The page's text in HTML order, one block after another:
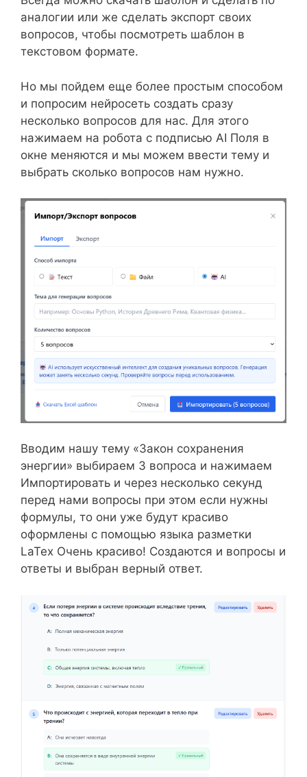
аналогии или же сделать экспорт своих
вопросов, чтобы посмотреть шаблон в
текстовом формате.
Но мы пойдем еще более простым способом
и попросим нейросеть создать сразу
несколько вопросов для нас. Для этого
нажимаем на робота с подписью AI Поля в
окне меняются и мы можем ввести тему и
выбрать сколько вопросов нам нужно.
Вводим нашу тему «Закон сохранения
энергии» выбираем 3 вопроса и нажимаем
Импортировать и через несколько секунд
перед нами вопросы при этом если нужны
формулы, то они уже будут красиво
оформлены с помощью языка разметки
LaTex Очень красиво! Создаются и вопросы и
ответы и выбран верный ответ.